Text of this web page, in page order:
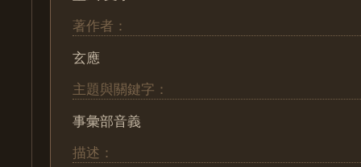
著作者：
玄應
主題與關鍵字：
事彙部音義
描述：